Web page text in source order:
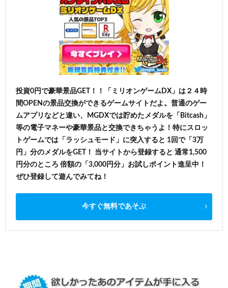
投資0円で豪華景品GET！！「ミリオンゲームDX」は２４時
間OPENの景品交換ができるゲームサイトだよ。普通のゲー
ムアプリなどと違い、MGDXでは貯めたメダルを「Bitcash」
等の電子マネーや豪華景品と交換できちゃうよ！特にスロッ
トゲームでは「ラッシュモード」に突入すると 1回で「3万
円」分のメダルをGET！ 当サイトから登録すると 通常1,500
円分のところ 倍額の「3,000円分」お試しポイント進呈中！
ぜひ登録して遊んでみてね！
今すぐ無料であそぶ